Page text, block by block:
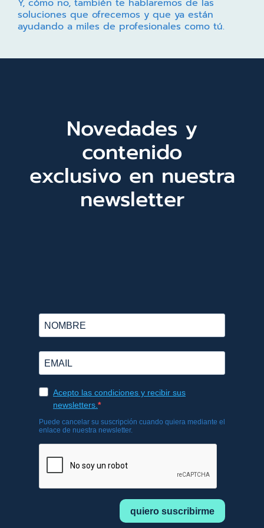
soluciones que ofrecemos y que ya están
ayudando a miles de profesionales como tú.
Novedades y
contenido
exclusivo en nuestra
newsletter